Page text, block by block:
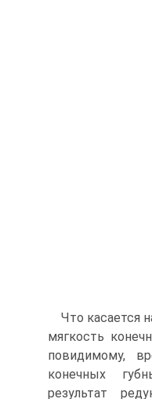
Что касается
мягкость
повидимому,
конечных
результат